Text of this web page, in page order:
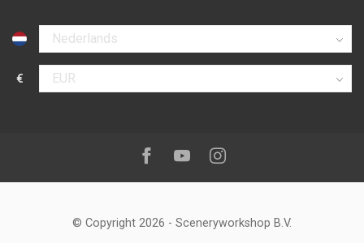
Selecteer taal
€
Selecteer valuta
Volg ons op:Facebook
YoutubeInstagram
© Copyright 2026 - Sceneryworkshop B.V.